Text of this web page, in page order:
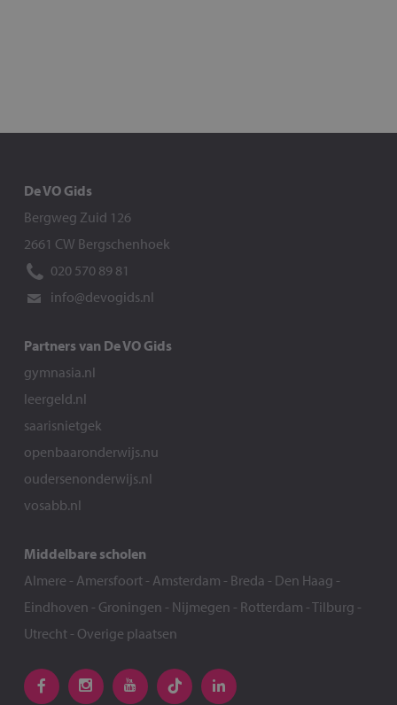
De VO Gids
Bergweg Zuid 126
2661 CW Bergschenhoek
020 570 89 81
info@devogids.nl
Partners van De VO Gids
gymnasia.nl
leergeld.nl
saarisnietgek
openbaaronderwijs.nu
oudersenonderwijs.nl
vosabb.nl
Middelbare scholen
Almere - Amersfoort- Amsterdam - Breda - Den Haag -
Eindhoven - Groningen - Nijmegen - Rotterdam -Tilburg -
Utrecht- Overige plaatsen